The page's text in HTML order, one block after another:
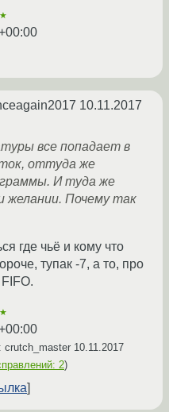
10.11.2017
все попадает в
оттуда же
И туда же
желании. Почему так
где чьё и кому что
тупак -7, а то, про
crutch_master 10.11.2017
2)